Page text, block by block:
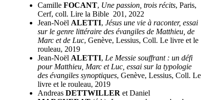
Camille FOCANT, Une passion, trois récits, Paris,
Cerf, coll. Lire la Bible 201, 2022
Jean-Noël ALETTI, Jésus une vie à raconter, essai
sur le genre littéraire des évangiles de Matthieu, de
Marc et de Luc, Genève, Lessius, Coll. Le livre et le
rouleau, 2019
Jean-Noël ALETTI, Le Messie souffrant : un défi
pour Matthieu, Marc et Luc, essai sur la typologie
des évangiles synoptiques, Genève, Lessius, Coll. Le
livre et le rouleau, 2019
Andreas DETTWILLER et Daniel